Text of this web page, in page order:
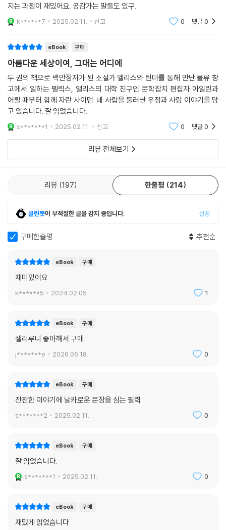
지는 과정이 재밌어요. 공감가는 말들도 있구..
k******7 2025.02.11. 신고 0 댓글0
eBook 구매
아름다운 세상이여, 그대는 어디에
두 권의 책으로 백만장자가 된 소설가 앨리스와 틴더를 통해 만난 물류 창
고에서 일하는 펠릭스, 앨리스의 대학 친구인 문학잡지 편집자 아일린과
어릴 때부터 함께 자란 사이먼. 네 사람을 둘러싼 우정과 사랑 이야기를 담
고 있습니다. 잘 읽었습니다.
s*******1 2025.02.11. 신고 0 댓글0
리뷰 전체보기
리뷰 197 한줄평 214
클린봇이 부적절한 글을 감지 중입니다. 설정
구매한줄평 추천순
eBook 구매
재미있어요
k******5 2024.02.05. 1
eBook 구매
샐리루니 좋아해서 구매
j*******e 2026.05.18. 0
eBook 구매
잔잔한 이야기에 날카로운 문장을 심는 필력
s*******2 2025.02.11. 0
eBook 구매
잘 읽었습니다.
s*******1 2025.02.11. 0
eBook 구매
재밌게 읽었습니다